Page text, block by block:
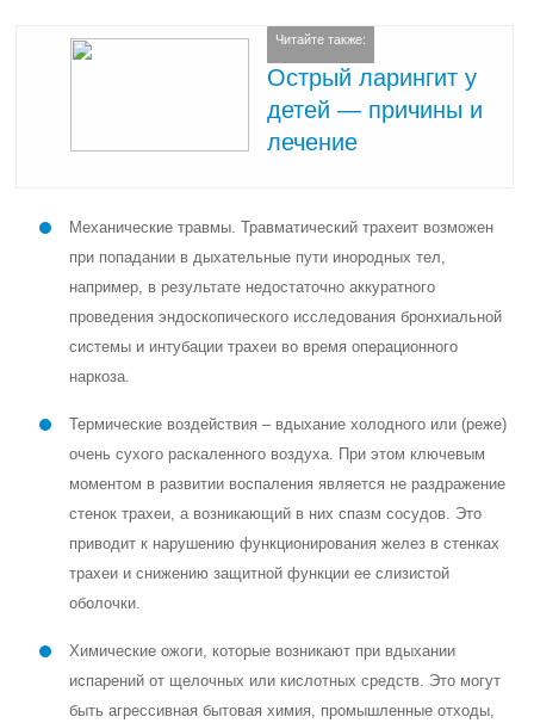
Читайте также:
Острый ларингит у
детей — причины и
лечение
Механические травмы. Травматический трахеит возможен
при попадании в дыхательные пути инородных тел,
например, в результате недостаточно аккуратного
проведения эндоскопического исследования бронхиальной
системы и интубации трахеи во время операционного
наркоза.
Термические воздействия – вдыхание холодного или (реже)
очень сухого раскаленного воздуха. При этом ключевым
моментом в развитии воспаления является не раздражение
стенок трахеи, а возникающий в них спазм сосудов. Это
приводит к нарушению функционирования желез в стенках
трахеи и снижению защитной функции ее слизистой
оболочки.
Химические ожоги, которые возникают при вдыхании
испарений от щелочных или кислотных средств. Это могут
быть агрессивная бытовая химия, промышленные отходы,